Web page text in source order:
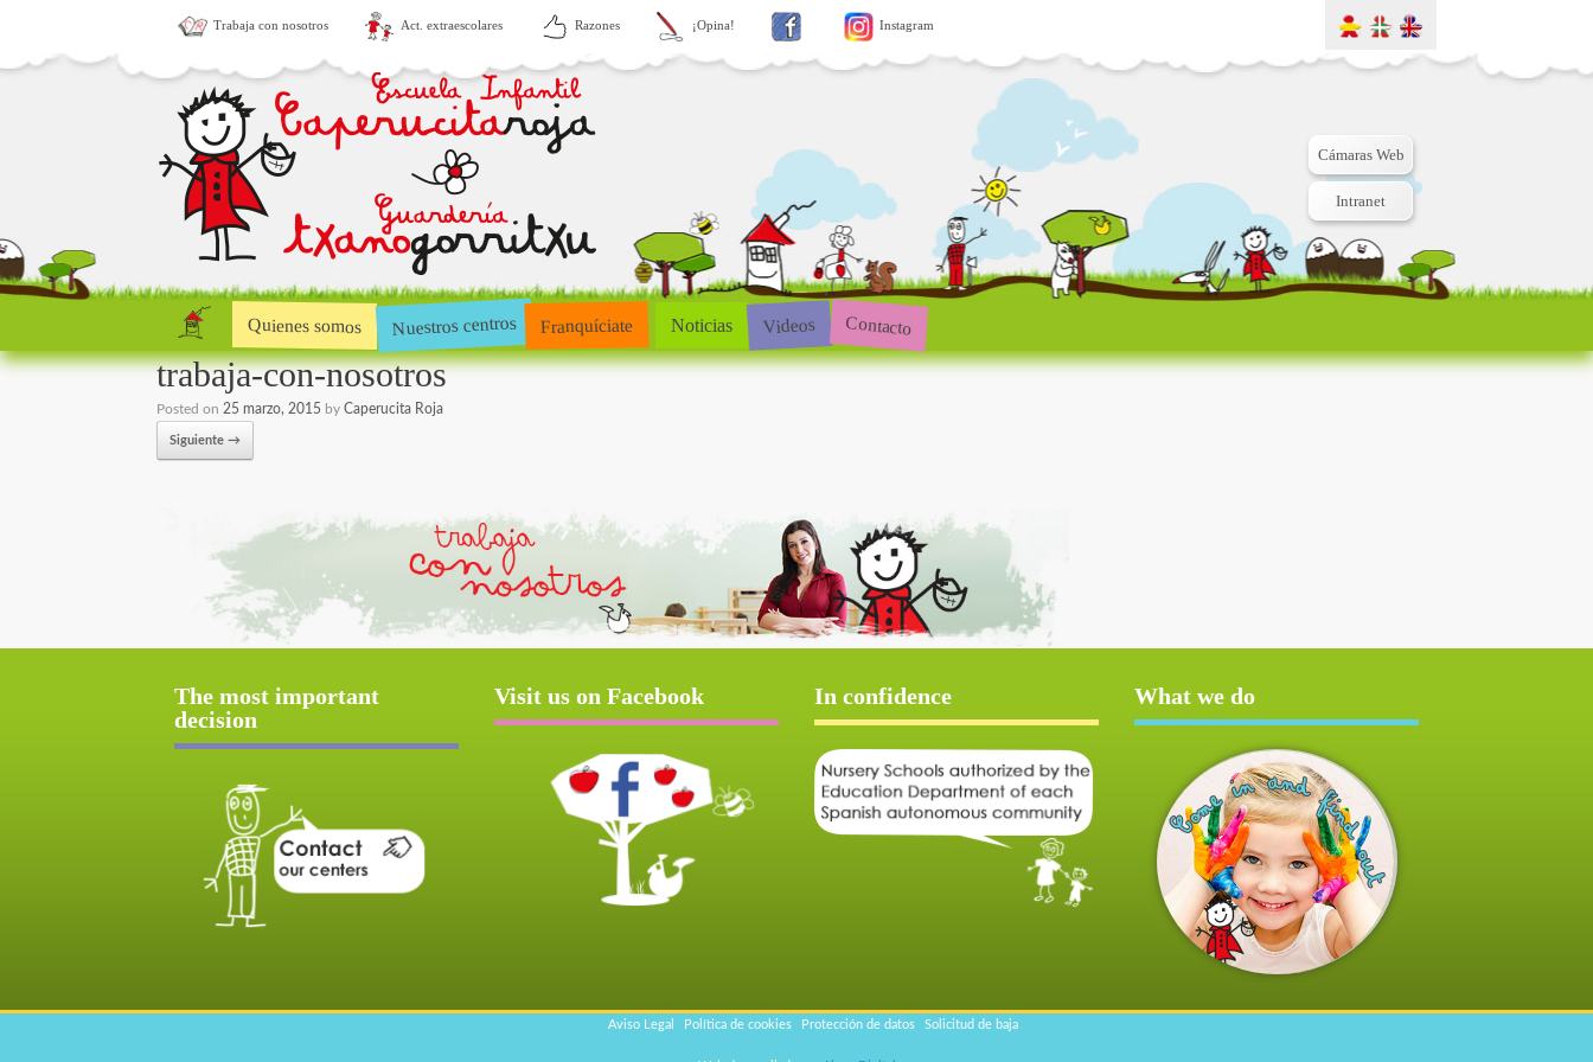
Trabaja con nosotros Act. extraescolares Razones ¡Opina! Instagram
Cámaras Web
Intranet
Quienes somos Nuestros centros Franquíciate Noticias Videos Contacto
trabaja-con-nosotros
Posted on 25 marzo, 2015 by Caperucita Roja
Siguiente →
The most important
decision
Visit us on Facebook In confidence What we do
Aviso Legal Política de cookies Protección de datos Solicitud de baja